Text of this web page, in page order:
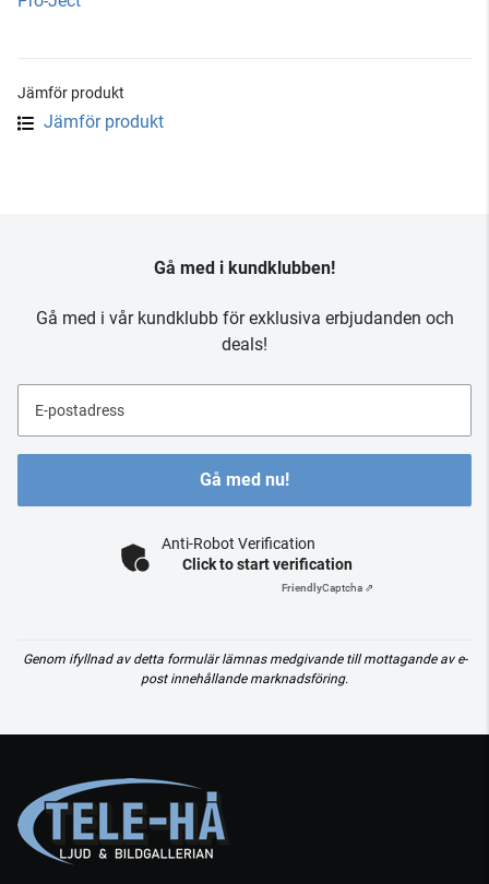
Jämför produkt
Jämför produkt
Gå med i kundklubben!
Gå med i vår kundklubb för exklusiva erbjudanden och
deals!
E-postadress
Gå med nu!
Anti-Robot Verification
Click to start verification
FriendlyCaptcha ⇗
Genom ifyllnad av detta formulär lämnas medgivande till mottagande av e-
post innehållande marknadsföring.